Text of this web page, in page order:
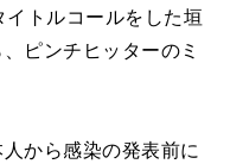
トルコールをした垣
ピンチヒッターのミ
から感染の発表前に